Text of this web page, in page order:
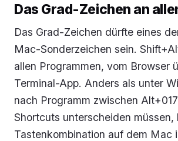
Das Grad-Zeichen an
Das Grad-Zeichen dürfte eines
Mac-Sonderzeichen sein.
allen Programmen, vom Browser
Terminal-App. Anders als unter
nach Programm zwischen
Shortcuts unterscheiden müssen,
Tastenkombination auf dem Mac